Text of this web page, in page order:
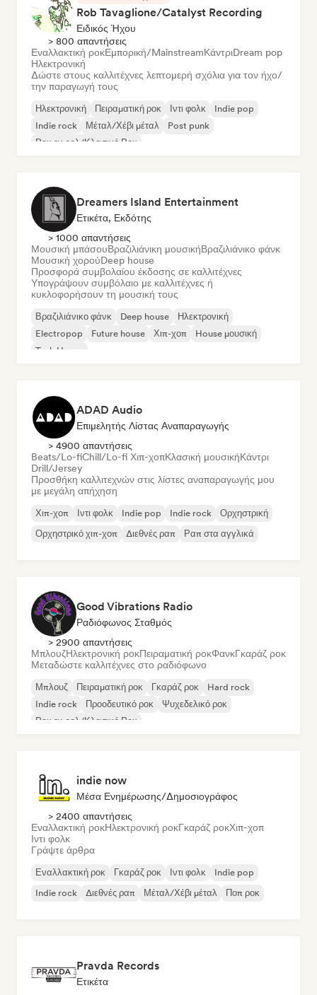
Rob Tavaglione/Catalyst Recording
Ειδικός Ήχου
> 800 απαντήσεις
Εναλλακτική ροκΕμπορική/MainstreamΚάντριDream pop
Ηλεκτρονική
Δώστε στους καλλιτέχνες λεπτομερή σχόλια για τον ήχο/
την παραγωγή τους
Ηλεκτρονική Πειραματική ροκ Ιντι φολκ
Indie pop
Indie rock
Μέταλ/Χέβι μέταλ
Post punk
Ροκ εν ρολ/Κλασικό Ροκ
Dreamers Island Entertainment
Ετικέτα, Εκδότης
> 1000 απαντήσεις
Μουσική μπάσουΒραζιλιάνικη μουσικήΒραζιλιάνικο φάνκ
Μουσική χορούDeep house
Προσφορά συμβολαίου έκδοσης σε καλλιτέχνες
Υπογράψουν συμβόλαιο με καλλιτέχνες ή
κυκλοφορήσουν τη μουσική τους
Βραζιλιάνικο φάνκ Deep house
Ηλεκτρονική
Electropop
Future house Χιπ-χοπ
House μουσική
Tech House
ADAD Audio
Επιμελητής Λίστας Αναπαραγωγής
> 4900 απαντήσεις
Beats/Lo-fiChill/Lo-fi Χιπ-χοπΚλασική μουσικήΚάντρι
Drill/Jersey
Προσθήκη καλλιτεχνών στις λίστες αναπαραγωγής μου
με μεγάλη απήχηση
Χιπ-χοπ Ιντι φολκ Indie pop Indie rock
Ορχηστρική
Ορχηστρικό χιπ-χοπ
Διεθνές ραπ Ραπ στα αγγλικά
Good Vibrations Radio
Ραδιόφωνος Σταθμός
> 2900 απαντήσεις
ΜπλουζΗλεκτρονική ροκΠειραματική ροκΦανκΓκαράζ ροκ
Μεταδώστε καλλιτέχνες στο ραδιόφωνο
Μπλουζ Πειραματική ροκ Γκαράζ ροκ
Hard rock
Indie rock
Προοδευτικό ροκ
Ψυχεδελικό ροκ
Ροκ εν ρολ/Κλασικό Ροκ
indie now
Μέσα Ενημέρωσης/Δημοσιογράφος
> 2400 απαντήσεις
Εναλλακτική ροκΗλεκτρονική ροκΓκαράζ ροκΧιπ-χοπ
Ιντι φολκ
Γράψτε άρθρα
Εναλλακτική ροκ Γκαράζ ροκ Ιντι φολκ
Indie pop
Indie rock
Διεθνές ραπ Μέταλ/Χέβι μέταλ Ποπ ροκ
Pravda Records
Ετικέτα